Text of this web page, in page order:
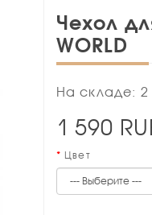
Чехол
WORLD
На складе: 2
1 590
Цвет